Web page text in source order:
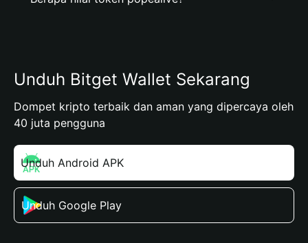
Unduh Bitget Wallet Sekarang
Dompet kripto terbaik dan aman yang dipercaya oleh
40 juta pengguna
Unduh Android APK
Unduh Google Play